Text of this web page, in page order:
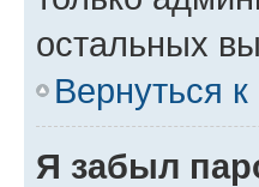
остальных
Вернуться
Я забыл